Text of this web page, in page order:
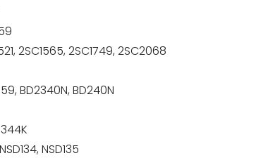
2SC1565, 2SC1749, 2SC2068
BD2340N, BD240N
NSD135